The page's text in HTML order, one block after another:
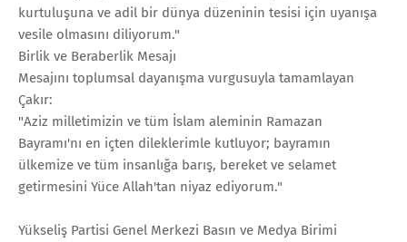
kurtuluşuna ve adil bir dünya düzeninin tesisi için uyanışa
vesile olmasını diliyorum."
Birlik ve Beraberlik Mesajı
Mesajını toplumsal dayanışma vurgusuyla tamamlayan
Çakır:
"Aziz milletimizin ve tüm İslam aleminin Ramazan
Bayramı'nı en içten dileklerimle kutluyor; bayramın
ülkemize ve tüm insanlığa barış, bereket ve selamet
getirmesini Yüce Allah'tan niyaz ediyorum."
Yükseliş Partisi Genel Merkezi Basın ve Medya Birimi